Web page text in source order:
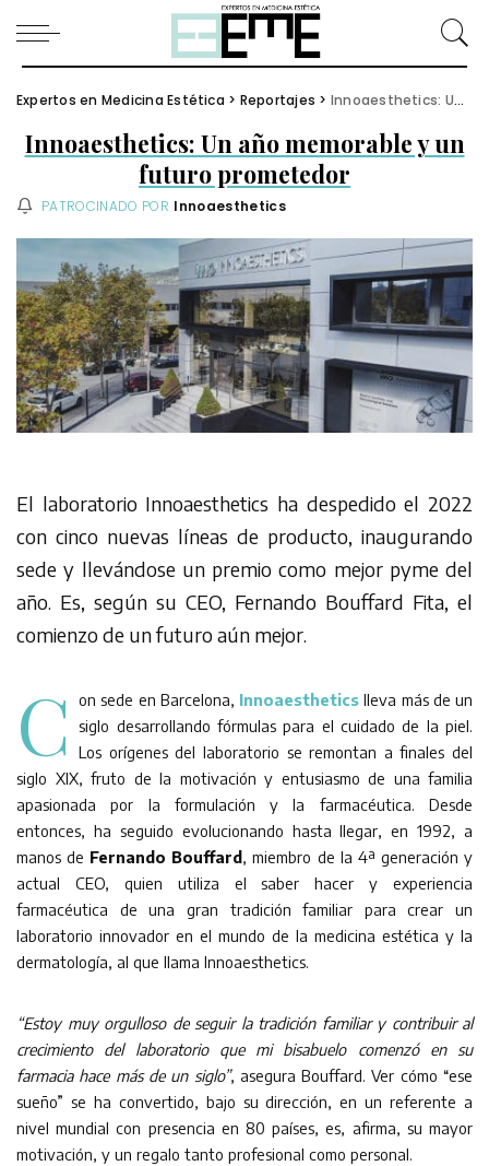
Expertos en Medicina Estética > Reportajes > Innoaesthetics: Un año memorable y un futuro prometedor
Innoaesthetics: Un año memorable y un
futuro prometedor
PATROCINADO POR Innoaesthetics
El laboratorio Innoaesthetics ha despedido el 2022
con cinco nuevas líneas de producto, inaugurando
sede y llevándose un premio como mejor pyme del
año. Es, según su CEO, Fernando Bouffard Fita, el
comienzo de un futuro aún mejor.
C on sede en Barcelona, Innoaesthetics lleva más de un
siglo desarrollando fórmulas para el cuidado de la piel.
Los orígenes del laboratorio se remontan a finales del
siglo XIX, fruto de la motivación y entusiasmo de una familia
apasionada por la formulación y la farmacéutica. Desde
entonces, ha seguido evolucionando hasta llegar, en 1992, a
manos de Fernando Bouffard , miembro de la 4ª generación y
actual CEO, quien utiliza el saber hacer y experiencia
farmacéutica de una gran tradición familiar para crear un
laboratorio innovador en el mundo de la medicina estética y la
dermatología, al que llama Innoaesthetics.
“Estoy muy orgulloso de seguir la tradición familiar y contribuir al
crecimiento del laboratorio que mi bisabuelo comenzó en su
farmacia hace más de un siglo”, asegura Bouffard. Ver cómo “ese
sueño” se ha convertido, bajo su dirección, en un referente a
nivel mundial con presencia en 80 países, es, afirma, su mayor
motivación, y un regalo tanto profesional como personal.